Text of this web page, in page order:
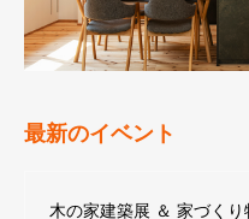
最新のイベント
木の家建築展 ＆ 家づく